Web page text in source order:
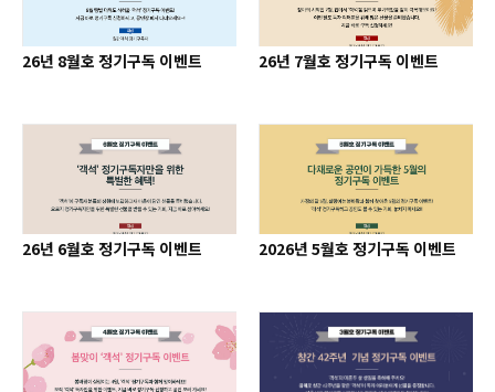
26년 8월호 정기구독 이벤트 26년 7월호 정기구독 이벤트
26년 6월호 정기구독 이벤트 2026년 5월호 정기구독 이벤트